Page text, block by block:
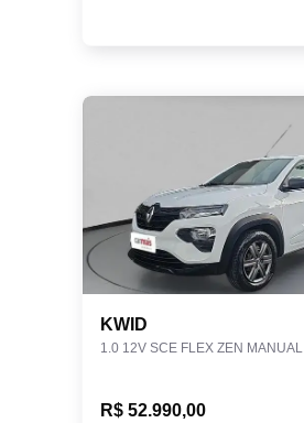
KWID
1.0 12V SCE FLEX ZEN MANUAL
R$ 52.990,00